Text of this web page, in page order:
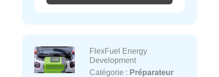
FlexFuel Energy
Development
Catégorie : Préparateur